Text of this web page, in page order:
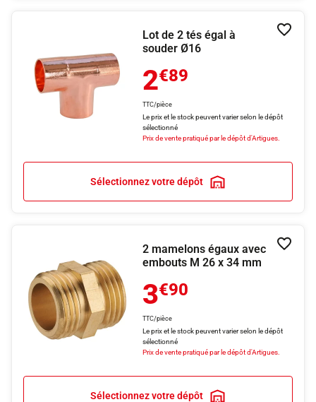
Lot de 2 tés égal à
souder Ø16
2€89
TTC/pièce
Le prix et le stock peuvent varier selon le dépôt
sélectionné
Prix de vente pratiqué par le dépôt d'Artigues.
Sélectionnez votre dépôt
2 mamelons égaux avec
embouts M 26 x 34 mm
3€90
TTC/pièce
Le prix et le stock peuvent varier selon le dépôt
sélectionné
Prix de vente pratiqué par le dépôt d'Artigues.
Sélectionnez votre dépôt